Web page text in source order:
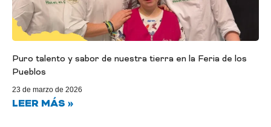
Puro talento y sabor de nuestra tierra en la Feria de los
Pueblos
23 de marzo de 2026
LEER MÁS »